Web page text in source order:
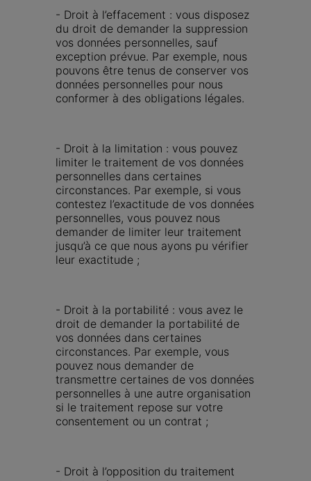
- Droit à l’effacement : vous disposez
du droit de demander la suppression
vos données personnelles, sauf
exception prévue. Par exemple, nous
pouvons être tenus de conserver vos
données personnelles pour nous
conformer à des obligations légales.
- Droit à la limitation : vous pouvez
limiter le traitement de vos données
personnelles dans certaines
circonstances. Par exemple, si vous
contestez l’exactitude de vos données
personnelles, vous pouvez nous
demander de limiter leur traitement
jusqu’à ce que nous ayons pu vérifier
leur exactitude ;
- Droit à la portabilité : vous avez le
droit de demander la portabilité de
vos données dans certaines
circonstances. Par exemple, vous
pouvez nous demander de
transmettre certaines de vos données
personnelles à une autre organisation
si le traitement repose sur votre
consentement ou un contrat ;
- Droit à l’opposition du traitement